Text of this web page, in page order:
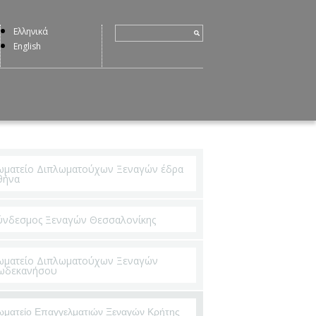
Ελληνικά
English
Διπλωματούχων Ξεναγών έδρα
Ξεναγών Θεσσαλονίκης
Διπλωματούχων Ξεναγών
Επαγγελματιών Ξεναγών Κρήτης